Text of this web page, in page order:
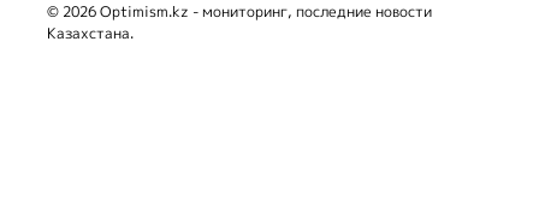
© 2026 Optimism.kz - мониторинг, последние новости
Казахстана.